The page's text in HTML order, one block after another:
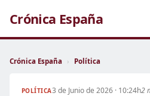
Crónica España
Crónica España › Política
POLÍTICA3 de Junio de 2026 · 10:24h2